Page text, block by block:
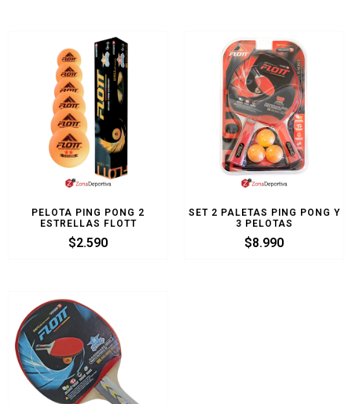
PELOTA PING PONG 2
ESTRELLAS FLOTT
$2.590
SET 2 PALETAS PING PONG Y
3 PELOTAS
$8.990